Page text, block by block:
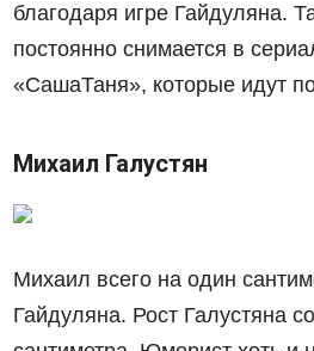
благодаря игре Гайдуляна.
постоянно снимается в
«СашаТаня», которые идут
Михаил Галустян
Михаил всего на один
Гайдуляна. Рост Галустяна